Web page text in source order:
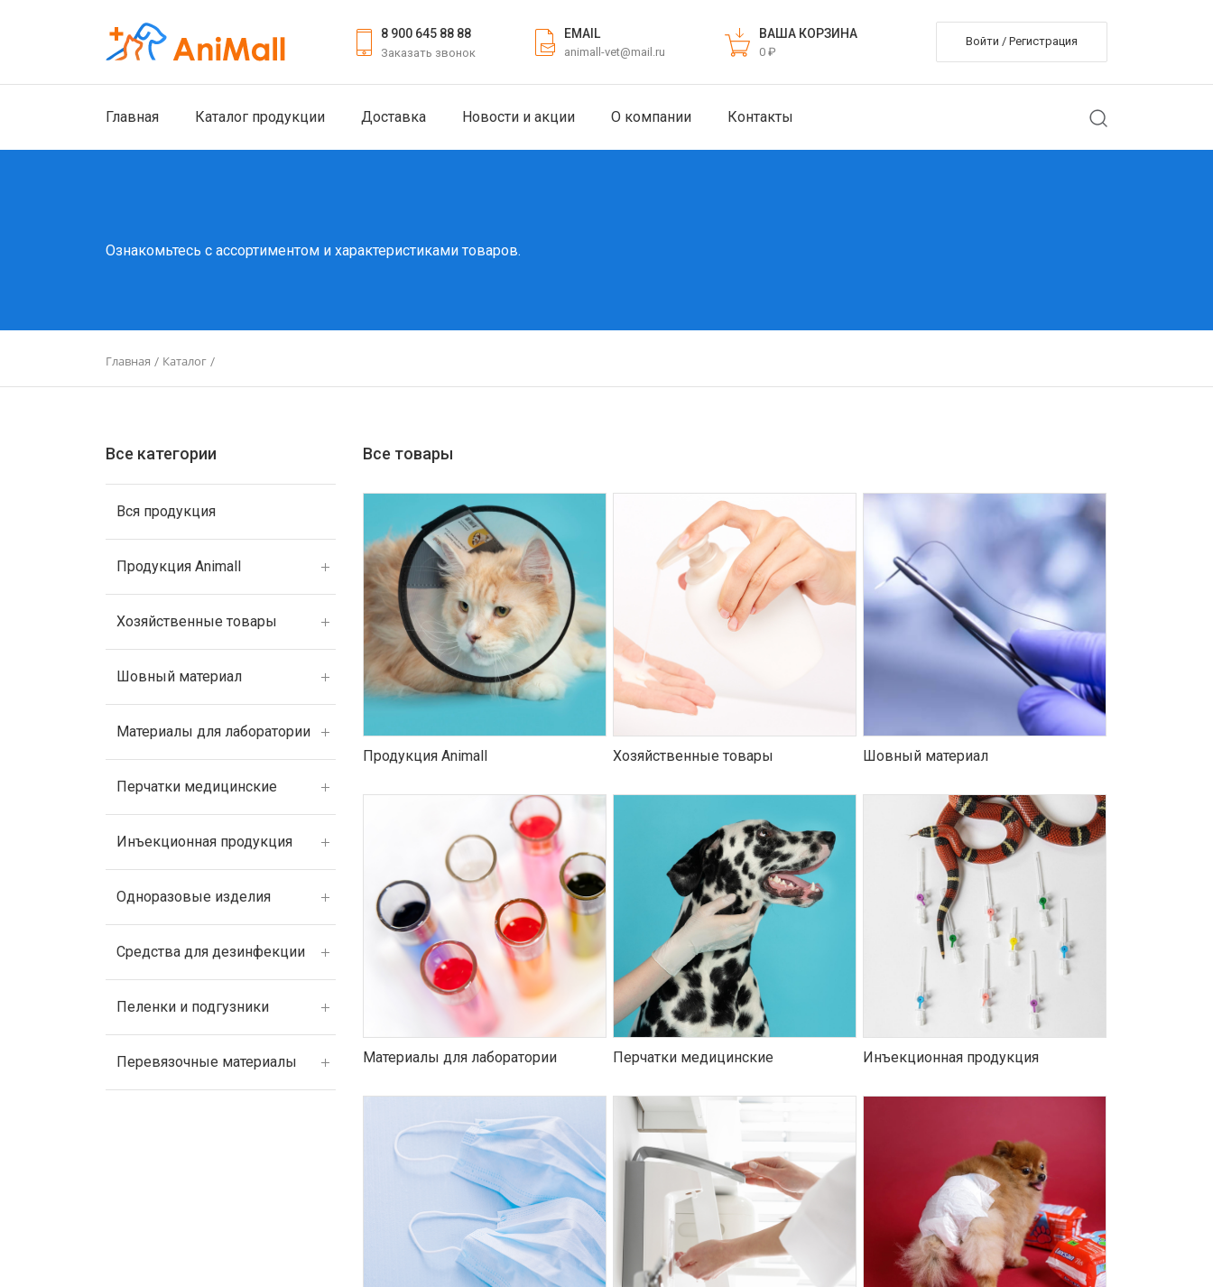
8 900 645 88 88
Заказать звонок
EMAIL
animall-vet@mail.ru
ВАША КОРЗИНА
0 ₽
Войти / Регистрация
Главная Каталог продукции Доставка Новости и акции О компании Контакты
Ознакомьтесь с ассортиментом и характеристиками товаров.
Главная / Каталог /
Все категории
Вся продукция
Продукция Animall
Хозяйственные товары
Шовный материал
Материалы для лаборатории
Перчатки медицинские
Инъекционная продукция
Одноразовые изделия
Средства для дезинфекции
Пеленки и подгузники
Перевязочные материалы
Все товары
Продукция Animall Хозяйственные товары Шовный материал
Материалы для лаборатории Перчатки медицинские Инъекционная продукция